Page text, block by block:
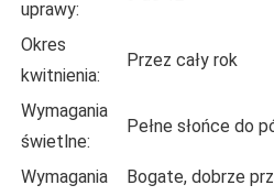
uprawy:
Okres
kwitnienia:
Przez cały rok
Wymagania
świetlne:
Pełne słońce do
Wymagania
Bogate, dobrze